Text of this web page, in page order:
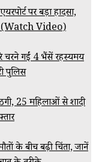
पर बड़ा हादसा,
(Watch Video)
चरने गईं 4 भैंसें रहस्यमय
पुलिस
25 महिलाओं से शादी
के बीच बढ़ी चिंता, जानें